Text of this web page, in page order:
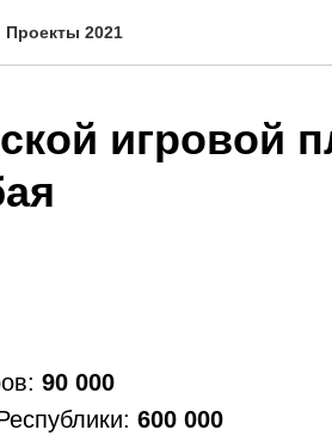
Проекты 2021
игровой
90 000
600 000